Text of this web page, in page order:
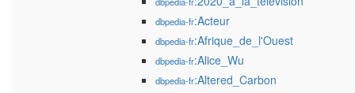
dbpedia-fr:Acteur
dbpedia-fr:Afrique_de_l'Ouest
dbpedia-fr:Alice_Wu
dbpedia-fr:Altered_Carbon